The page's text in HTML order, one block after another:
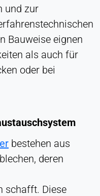
und zur
Bauweise eignen
als auch für
oder bei
bestehen aus
deren
schafft. Diese
und zur
Besucher.